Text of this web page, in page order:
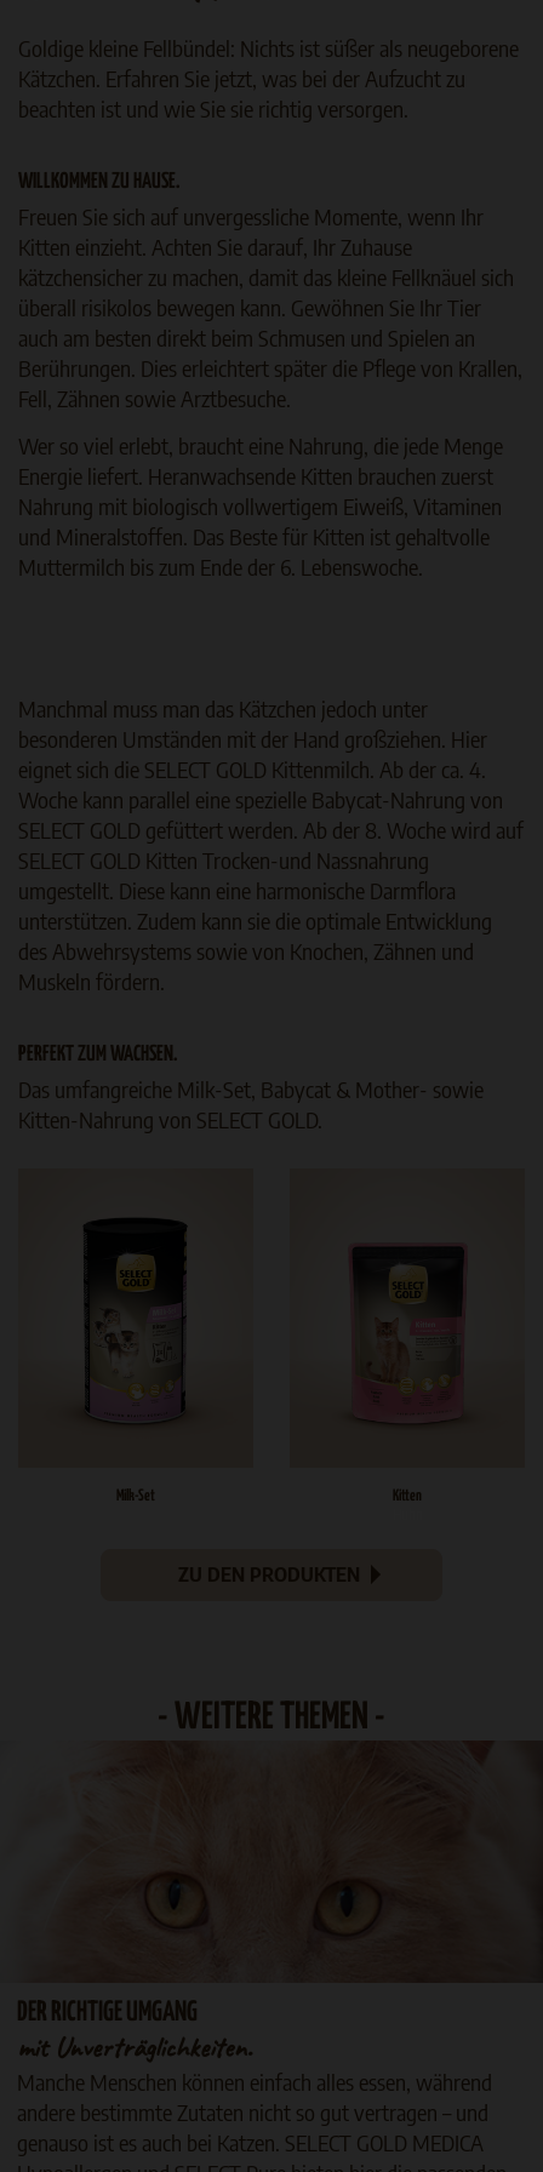
Goldige kleine Fellbündel: Nichts ist süßer als neugeborene
Kätzchen. Erfahren Sie jetzt, was bei der Aufzucht zu
beachten ist und wie Sie sie richtig versorgen.
WILLKOMMEN ZU HAUSE.
Freuen Sie sich auf unvergessliche Momente, wenn Ihr
Kitten einzieht. Achten Sie darauf, Ihr Zuhause
kätzchensicher zu machen, damit das kleine Fellknäuel sich
überall risikolos bewegen kann. Gewöhnen Sie Ihr Tier
auch am besten direkt beim Schmusen und Spielen an
Berührungen. Dies erleichtert später die Pflege von Krallen,
Fell, Zähnen sowie Arztbesuche.
Wer so viel erlebt, braucht eine Nahrung, die jede Menge
Energie liefert. Heranwachsende Kitten brauchen zuerst
Nahrung mit biologisch vollwertigem Eiweiß, Vitaminen
und Mineralstoffen. Das Beste für Kitten ist gehaltvolle
Muttermilch bis zum Ende der 6. Lebenswoche.
Manchmal muss man das Kätzchen jedoch unter
besonderen Umständen mit der Hand großziehen. Hier
eignet sich die SELECT GOLD Kittenmilch. Ab der ca. 4.
Woche kann parallel eine spezielle Babycat-Nahrung von
SELECT GOLD gefüttert werden. Ab der 8. Woche wird auf
SELECT GOLD Kitten Trocken-und Nassnahrung
umgestellt. Diese kann eine harmonische Darmflora
unterstützen. Zudem kann sie die optimale Entwicklung
des Abwehrsystems sowie von Knochen, Zähnen und
Muskeln fördern.
PERFEKT ZUM WACHSEN.
Das umfangreiche Milk-Set, Babycat & Mother- sowie
Kitten-Nahrung von SELECT GOLD.
Milk-Set Kitten
ZU DEN PRODUKTEN
- WEITERE THEMEN -
DER RICHTIGE UMGANG
mit Unverträglichkeiten.
Manche Menschen können einfach alles essen, während
andere bestimmte Zutaten nicht so gut vertragen – und
genauso ist es auch bei Katzen. SELECT GOLD MEDICA